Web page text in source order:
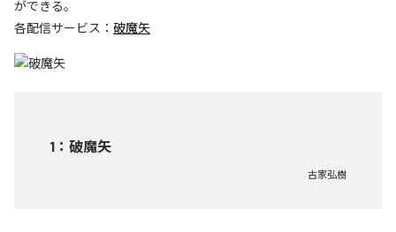
ができる。
各配信サービス： 破魔矢
1 ： 破魔矢
古家弘樹